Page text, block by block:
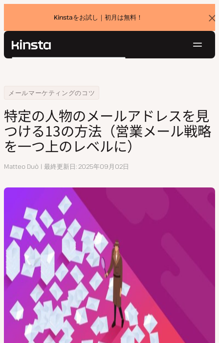
Kinstaをお試し｜初月は無料！
バ
ナ
Kinsta®
ョ
ン
価格設定
お問い合わせ
検
Home
リソースセンター
メールマーケティングのコツ
特定の人物のメールアドレスを見つける13の方法（営業メール戦略を
特定の人物のメールアドレスを見
つける13の方法（営業メール戦略
を一つ上のレベルに）
執
Matteo Duò 最終更新日 2025年09月02日